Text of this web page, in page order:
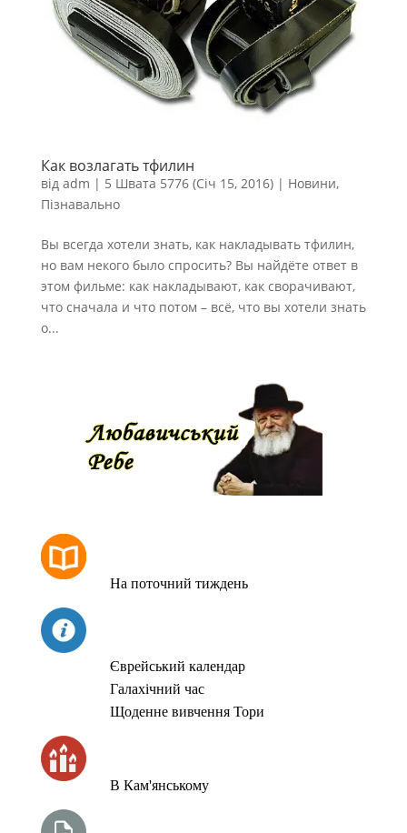
Как возлагать тфилин
від adm | 5 Швата 5776 (Січ 15, 2016)| Новини,
Пізнавально
Вы всегда хотели знать, как накладывать тфилин,
но вам некого было спросить? Вы найдёте ответ в
этом фильме: как накладывают, как сворачивают,
что сначала и что потом – всё, что вы хотели знать
о...
На поточний тиждень
Єврейський календар
Галахічний час
Щоденне вивчення Тори
В Кам'янському